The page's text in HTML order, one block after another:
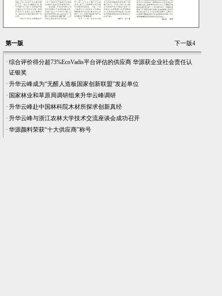
第一版 下一版4
· 综合评价得分超73%EcoVadis平台评估的供应商 华源获企业社会责任认
证银奖
· 升华云峰成为“无醛人造板国家创新联盟”发起单位
· 国家林业和草原局调研组来升华云峰调研
· 升华云峰赴中国林科院木材所探求创新真经
· 升华云峰与浙江农林大学技术交流座谈会成功召开
· 华源颜料荣获“十大供应商”称号